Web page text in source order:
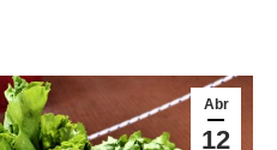
Abr
12